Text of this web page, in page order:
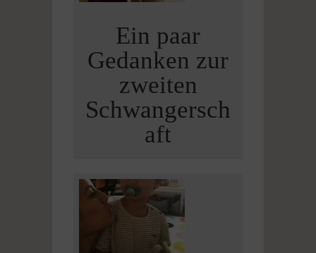
Ein paar
Gedanken zur
zweiten
Schwangersch
aft